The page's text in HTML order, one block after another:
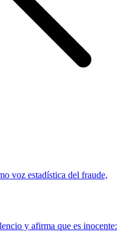
voz estadística del fraude,
y afirma que es inocente: